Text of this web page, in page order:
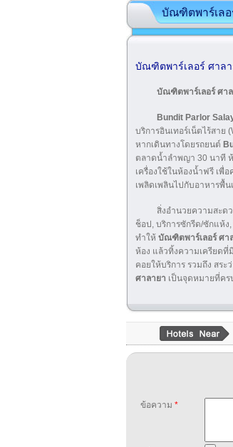
บัณฑิตพาร์เลอ
บัณฑิตพาร์เลอร์ ศาลา
บัณฑิตพาร์เลอร์ ศา
Bundit Parlor
บริการอินเทอร์เน็ตไร้สา
หากเดินทางโดยรถยนต์
ตลาดน้ำลำพญา 30 นาที ห้
เครื่องใช้ในห้องน้ำฟรี เพื่
เพลิดเพลินไปกับอาหารพื้
สิ่งอำนวยความสะด
ช็อป, บริการซักรีด/ซักแห้ง
ทำให้ บัณฑิตพาร์เลอร์ ศา
ห้อง แล้วทิ้งความเครียดที่
คอยให้บริการ รวมถึง สระ
ศาลายา เป็นจุดหมายที่ค
ข้อความ *